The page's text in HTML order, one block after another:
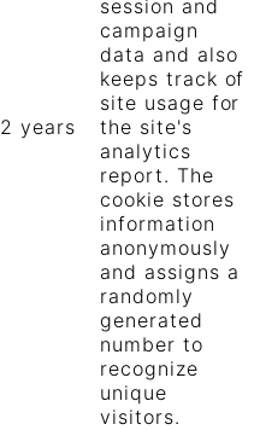
2 years
session and
campaign
data and also
keeps track of
site usage for
the site's
analytics
report. The
cookie stores
information
anonymously
and assigns a
randomly
generated
number to
recognize
unique
visitors.